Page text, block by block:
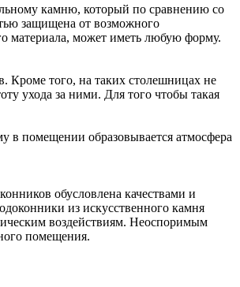
камню, который по сравнению со
защищена от возможного
материала, может иметь любую форму.
Кроме того, на таких столешницах не
ухода за ними. Для того чтобы такая
в помещении образовывается атмосфера
обусловлена качествами и
из искусственного камня
воздействиям. Неоспоримым
помещения.